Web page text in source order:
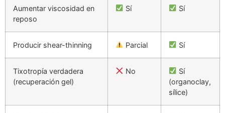
Aumentar viscosidad en
reposo
Sí Sí
Producir shear-thinning Parcial Sí
Tixotropía verdadera
(recuperación gel)
No
Sí
(organoclay,
sílice)